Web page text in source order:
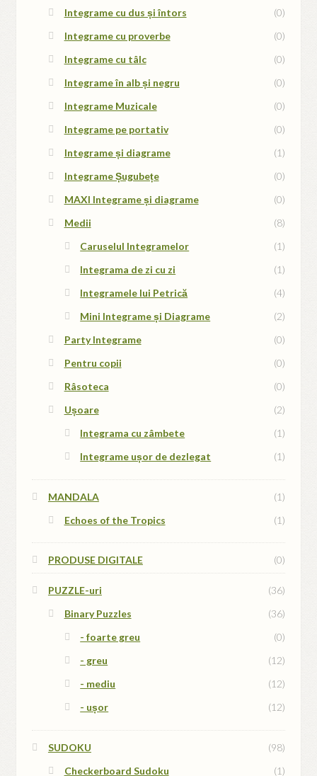
Integrame cu dus și întors
(0)
Integrame cu proverbe
(0)
Integrame cu tâlc
(0)
Integrame în alb și negru
(0)
Integrame Muzicale
(0)
Integrame pe portativ
(0)
Integrame și diagrame
(1)
Integrame Șugubețe
(0)
MAXI Integrame și diagrame
(0)
Medii
(8)
Caruselul Integramelor
(1)
Integrama de zi cu zi
(1)
Integramele lui Petrică
(4)
Mini Integrame și Diagrame
(2)
Party Integrame
(0)
Pentru copii
(0)
Râsoteca
(0)
Ușoare
(2)
Integrama cu zâmbete
(1)
Integrame ușor de dezlegat
(1)
MANDALA
(1)
Echoes of the Tropics
(1)
PRODUSE DIGITALE (0)
PUZZLE-uri
(36)
Binary Puzzles
(36)
- foarte greu
(0)
- greu
(12)
- mediu
(12)
- ușor
(12)
SUDOKU
(98)
Checkerboard Sudoku
(1)